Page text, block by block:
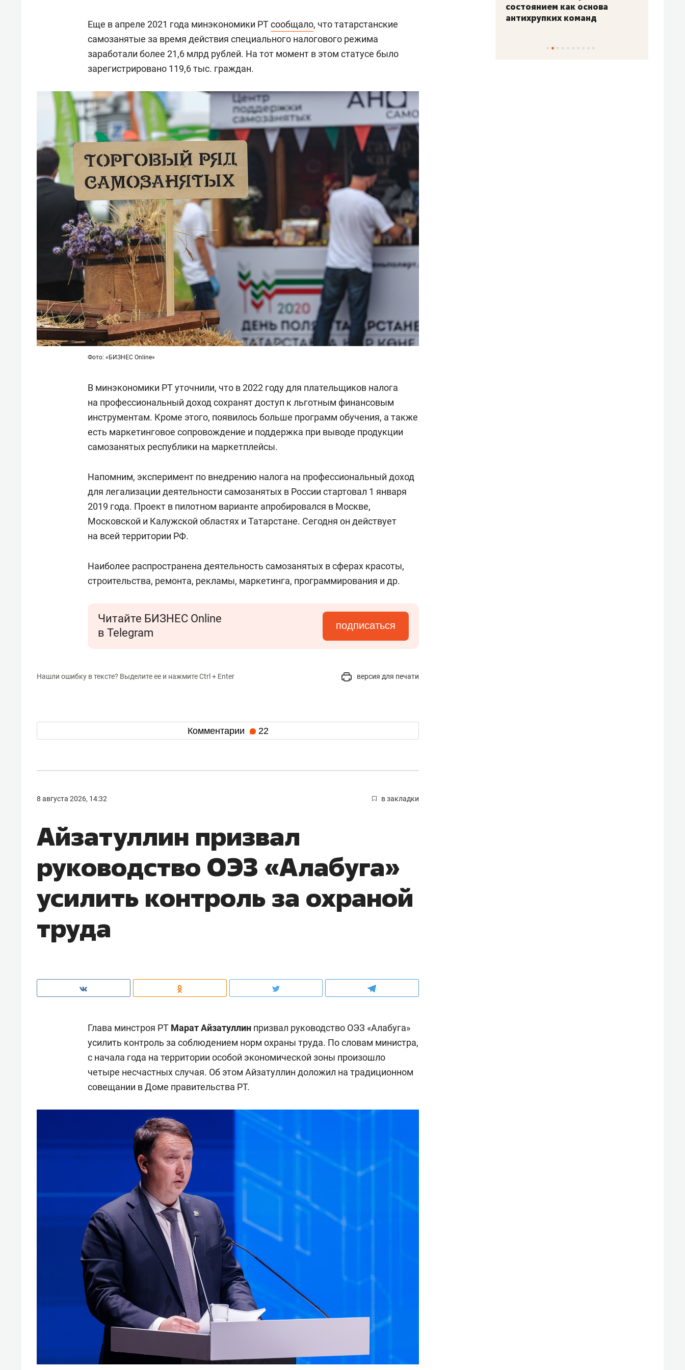
Еще в апреле 2021 года минэкономики РТсообщало, что татарстанские
самозанятые за время действия специального налогового режима
заработали более 21,6 млрд рублей. На тот момент в этом статусе было
зарегистрировано 119,6 тыс. граждан.
Фото: «БИЗНЕС Online»
В минэкономики РТ уточнили, что в 2022 году для плательщиков налога
на профессиональный доход сохранят доступ к льготным финансовым
инструментам. Кроме этого, появилось больше программ обучения, а также
есть маркетинговое сопровождение и поддержка при выводе продукции
самозанятых республики на маркетплейсы.
Напомним, эксперимент по внедрению налога на профессиональный доход
для легализации деятельности самозанятых в России стартовал 1 января
2019 года. Проект в пилотном варианте апробировался в Москве,
Московской и Калужской областях и Татарстане. Сегодня он действует
на всей территории РФ.
Наиболее распространена деятельность самозанятых в сферах красоты,
строительства, ремонта, рекламы, маркетинга, программирования и др.
Читайте БИЗНЕС Online
в Telegram
подписаться
Нашли ошибку в тексте? Выделите ее и нажмите Ctrl + Enter версия для печати
Комментарии 22
8 августа 2026, 14:32 в закладки
Айзатуллин призвал
руководство ОЭЗ «Алабуга»
усилить контроль за охраной
труда
Глава минстроя РТ Марат Айзатуллин призвал руководство ОЭЗ «Алабуга»
усилить контроль за соблюдением норм охраны труда. По словам министра,
с начала года на территории особой экономической зоны произошло
четыре несчастных случая. Об этом Айзатуллин доложил на традиционном
совещании в Доме правительства РТ.
«Гонка Героев»